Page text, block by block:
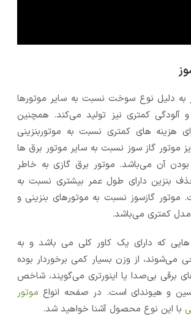
به دلیل نوع سوخت نسبت به سایر موتورها
کمتری نیز تولید می‌کند. همچنین
هزینه های کمتری نسبت به موتوربنزینی
موتور گاز سوز نسبت به سایر موتور برق ها
آن می‌باشد. موتور برق گازی به خاطر
بنزین دارای طول عمر بیشتری نسبت به
موتور گازسوز نسبت به موتورهای بنزینی و
مدل کمتری می‌باشد.
هایی که دارای یک کاور کلی می باشد و به
می‌شوند، از وزن بسیار کمی برخوردار بوده
برقی بی‌صدا یا اینورتری می‌گویند، شاخص
و هیوندای است. در صفحه انواع موتور
با این نوع محصول آشنا خواهید شد.